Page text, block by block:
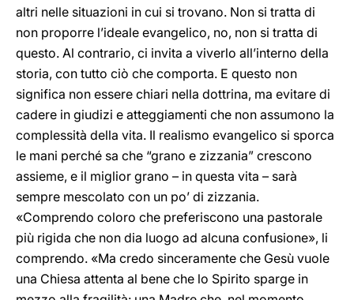
altri nelle situazioni in cui si trovano. Non si tratta di
non proporre l’ideale evangelico, no, non si tratta di
questo. Al contrario, ci invita a viverlo all’interno della
storia, con tutto ciò che comporta. E questo non
significa non essere chiari nella dottrina, ma evitare di
cadere in giudizi e atteggiamenti che non assumono la
complessità della vita. Il realismo evangelico si sporca
le mani perché sa che “grano e zizzania” crescono
assieme, e il miglior grano – in questa vita – sarà
sempre mescolato con un po’ di zizzania.
«Comprendo coloro che preferiscono una pastorale
più rigida che non dia luogo ad alcuna confusione», li
comprendo. «Ma credo sinceramente che Gesù vuole
una Chiesa attenta al bene che lo Spirito sparge in